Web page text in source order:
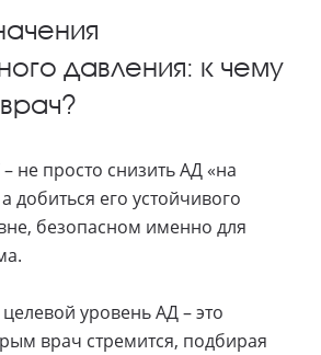
давления: к чему
не просто снизить АД «на
добиться его устойчивого
безопасном именно для
уровень АД – это
врач стремится, подбирая